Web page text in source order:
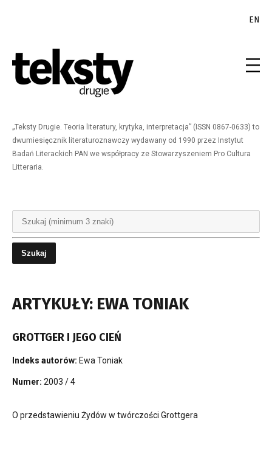
EN
„Teksty Drugie. Teoria literatury, krytyka, interpretacja” (ISSN 0867-0633) to
dwumiesięcznik literaturoznawczy wydawany od 1990 przez Instytut
Badań Literackich PAN we współpracy ze Stowarzyszeniem Pro Cultura
Litteraria.
ARTYKUŁY: EWA TONIAK
GROTTGER I JEGO CIEŃ
Indeks autorów: Ewa Toniak
Numer: 2003 / 4
O przedstawieniu Żydów w twórczości Grottgera